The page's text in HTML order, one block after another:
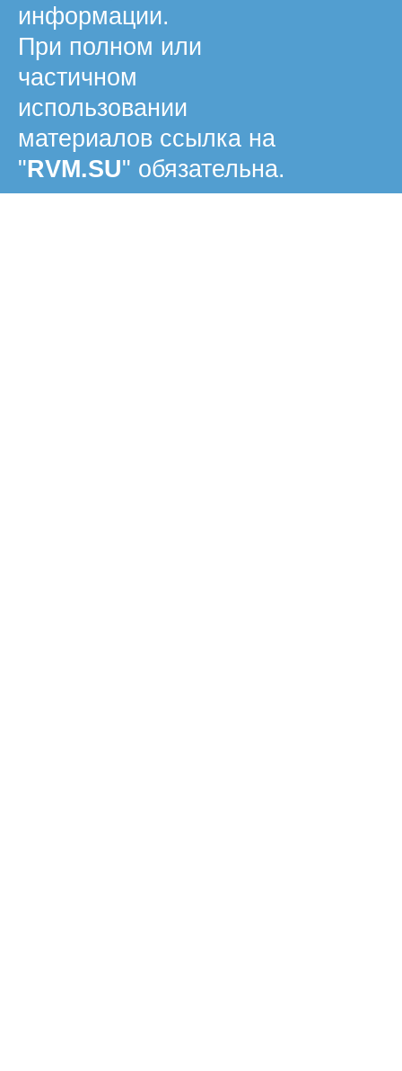
информации.
При полном или
частичном
использовании
материалов ссылка на
"RVM.SU" обязательна.